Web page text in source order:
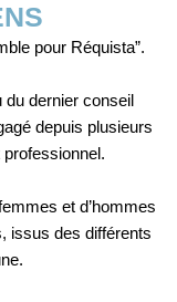
pour Réquista”.
du dernier conseil
depuis plusieurs
et d’hommes
issus des différents